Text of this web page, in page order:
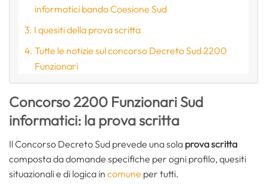
informatici bando Coesione Sud
I quesiti della prova scritta
Tutte le notizie sul concorso Decreto Sud 2200
Funzionari
Concorso 2200 Funzionari Sud
informatici: la prova scritta
Il Concorso Decreto Sud prevede una sola prova scritta
composta da domande specifiche per ogni profilo, quesiti
situazionali e di logica in comune per tutti.